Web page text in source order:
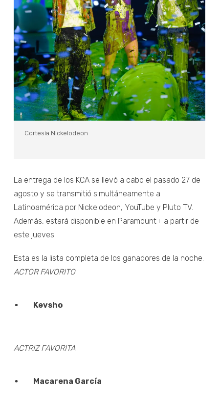
Cortesía Nickelodeon
La entrega de los KCA se llevó a cabo el pasado 27 de
agosto y se transmitió simultáneamente a
Latinoamérica por Nickelodeon, YouTube y Pluto TV.
Además, estará disponible en Paramount+ a partir de
este jueves.
Esta es la lista completa de los ganadores de la noche.
ACTOR FAVORITO
Kevsho
ACTRIZ FAVORITA
Macarena García